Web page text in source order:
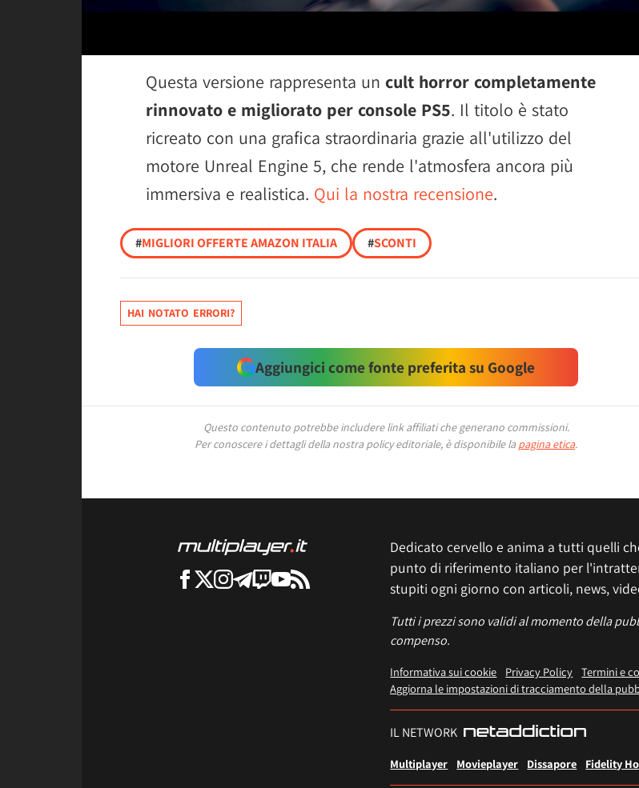
Questa versione rappresenta un cult horror completamente
rinnovato e migliorato per console PS5. Il titolo è stato
ricreato con una grafica straordinaria grazie all'utilizzo del
motore Unreal Engine 5, che rende l'atmosfera ancora più
immersiva e realistica. Qui la nostra recensione.
#MIGLIORI OFFERTE AMAZON ITALIA #SCONTI
HAI NOTATO ERRORI?
Aggiungici come fonte preferita su Google
Questo contenuto potrebbe includere link affiliati che generano commissioni.
Per conoscere i dettagli della nostra policy editoriale, è disponibile la pagina etica.
Dedicato cervello e anima a tutti quelli
punto di riferimento italiano per
stupiti ogni giorno con articoli, news,
Tutti i prezzi sono validi al momento della
compenso.
Informativa sui cookie Privacy Policy Termini e
Aggiorna le impostazioni di tracciamento della
IL NETWORK
Multiplayer Movieplayer Dissapore Fidelity